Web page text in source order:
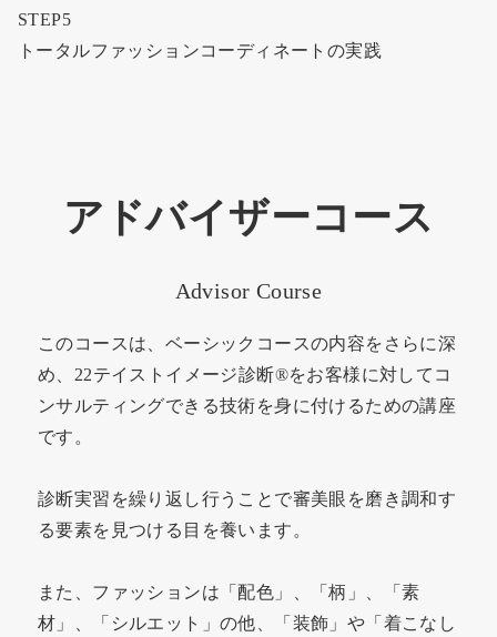
STEP5
トータルファッションコーディネートの実践
アドバイザーコース
Advisor Course
このコースは、ベーシックコースの内容をさらに深
め、22テイストイメージ診断®をお客様に対してコ
ンサルティングできる技術を身に付けるための講座
です。
診断実習を繰り返し行うことで審美眼を磨き調和す
る要素を見つける目を養います。
また、ファッションは「配色」、「柄」、「素
材」、「シルエット」の他、「装飾」や「着こなし